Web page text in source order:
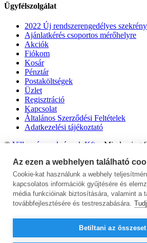
Ügyfélszolgálat
2022 Új rendszerengedélyes
Ajánlatkérés csoportos mérőhelyre
Akciók
Fiókom
Kosár
Pénztár
Postaköltségek
Üzlet
Regisztráció
Kapcsolat
Általános Szerződési Feltételek
Adatkezelési tájékoztató
© Villanyóraszekrények Kft. - Minden jog
Kérdései vannak? Keresse Farkas Jánost
Az ezen a webhelyen található
Cookie-kat használunk a webhely
kapcsolatos információk gyűjtésére és
média funkcióinak biztosítására, valamint a
továbbfejlesztésére és testreszabására.
Betiltani az összeset